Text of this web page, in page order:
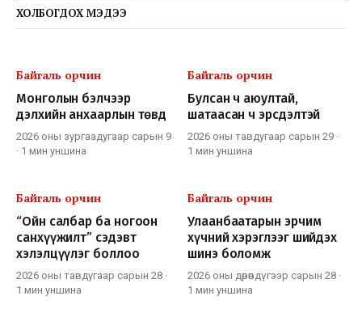
ХОЛБОГДОХ МЭДЭЭ
Байгаль орчин
Монголын бэлчээр
дэлхийн анхаарлын төвд
2026 оны зургаадугаар сарын 9
· 1 мин уншина
Байгаль орчин
Булсан ч аюултай,
шатаасан ч эрсдэлтэй
2026 оны тавдугаар сарын 29 ·
1 мин уншина
Байгаль орчин
“Ойн салбар ба ногоон
санхүүжилт” сэдэвт
хэлэлцүүлэг боллоо
2026 оны тавдугаар сарын 28 ·
1 мин уншина
Байгаль орчин
Улаанбаатарын эрчим
хүчний хэрэглээг шийдэх
шинэ боломж
2026 оны дөрөвдүгээр сарын 28 ·
1 мин уншина